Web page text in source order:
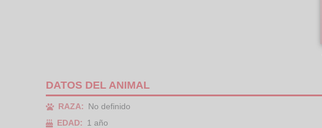
DATOS DEL ANIMAL
RAZA:
No definido
EDAD:
1 año